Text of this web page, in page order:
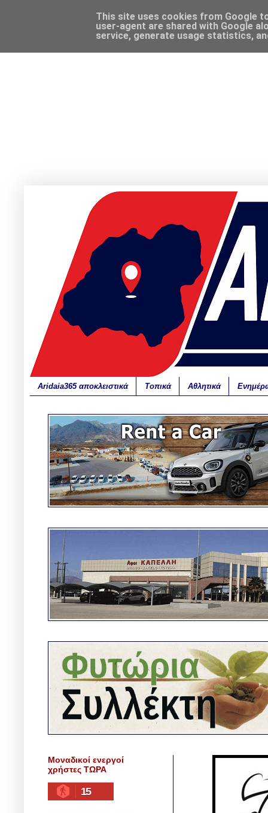
Aridaia365 αποκλειστικά Τοπικά Αθλητικά
Μοναδικοί ενεργοί
χρήστες ΤΩΡΑ
15
This site uses cookies from Google
user-agent are shared with Google
service, generate usage statistics,